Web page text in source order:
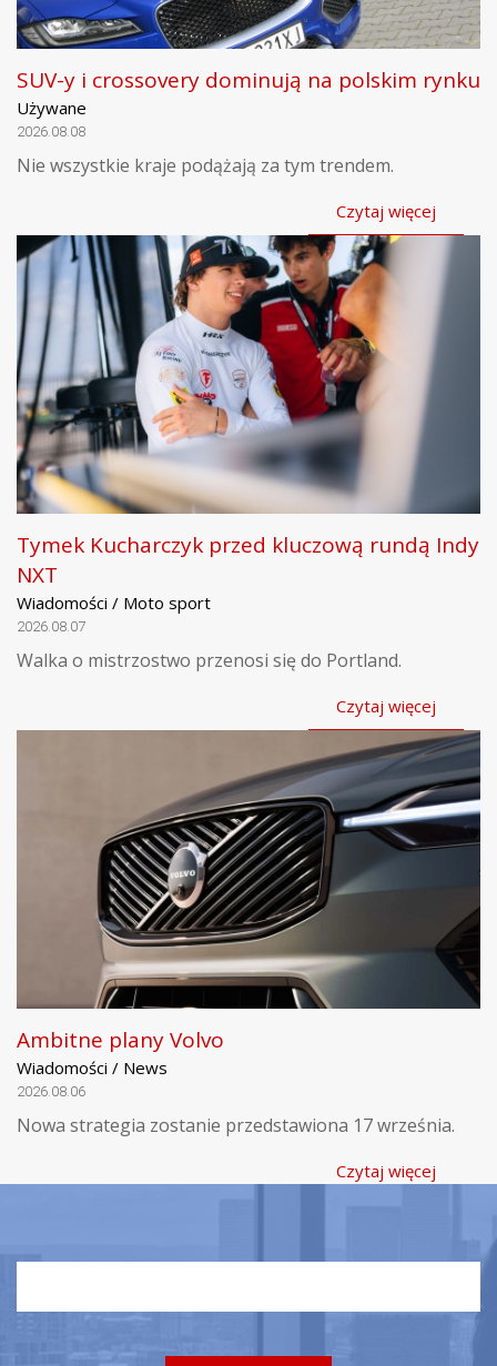
SUV-y i crossovery dominują na polskim rynku
Używane
2026.08.08
Nie wszystkie kraje podążają za tym trendem.
Czytaj więcej
Tymek Kucharczyk przed kluczową rundą Indy
NXT
Wiadomości / Moto sport
2026.08.07
Walka o mistrzostwo przenosi się do Portland.
Czytaj więcej
Ambitne plany Volvo
Wiadomości / News
2026.08.06
Nowa strategia zostanie przedstawiona 17 września.
Czytaj więcej